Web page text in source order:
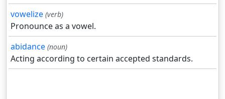
vowelize (verb)
Pronounce as a vowel.
abidance (noun)
Acting according to certain accepted standards.